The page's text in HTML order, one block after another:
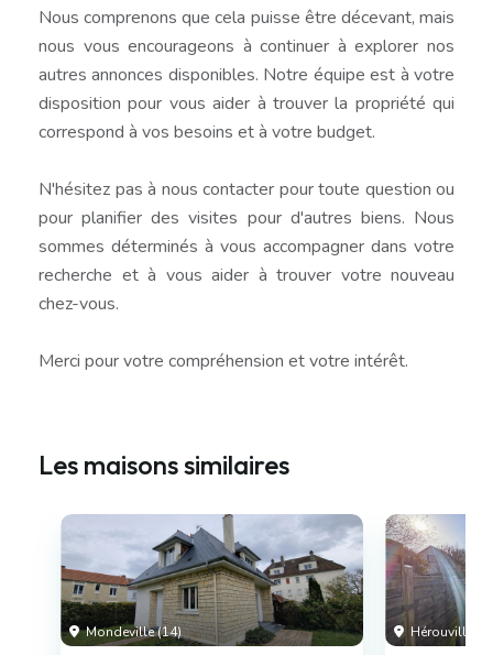
Nous comprenons que cela puisse être décevant, mais
nous vous encourageons à continuer à explorer nos
autres annonces disponibles. Notre équipe est à votre
disposition pour vous aider à trouver la propriété qui
correspond à vos besoins et à votre budget.
N'hésitez pas à nous contacter pour toute question ou
pour planifier des visites pour d'autres biens. Nous
sommes déterminés à vous accompagner dans votre
recherche et à vous aider à trouver votre nouveau
chez-vous.
Merci pour votre compréhension et votre intérêt.
Les maisons similaires
Mondeville (14) Hérouville-